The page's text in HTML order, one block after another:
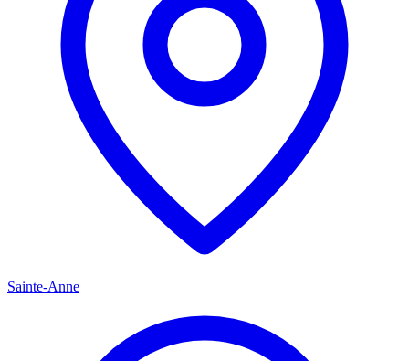
Sainte-Anne